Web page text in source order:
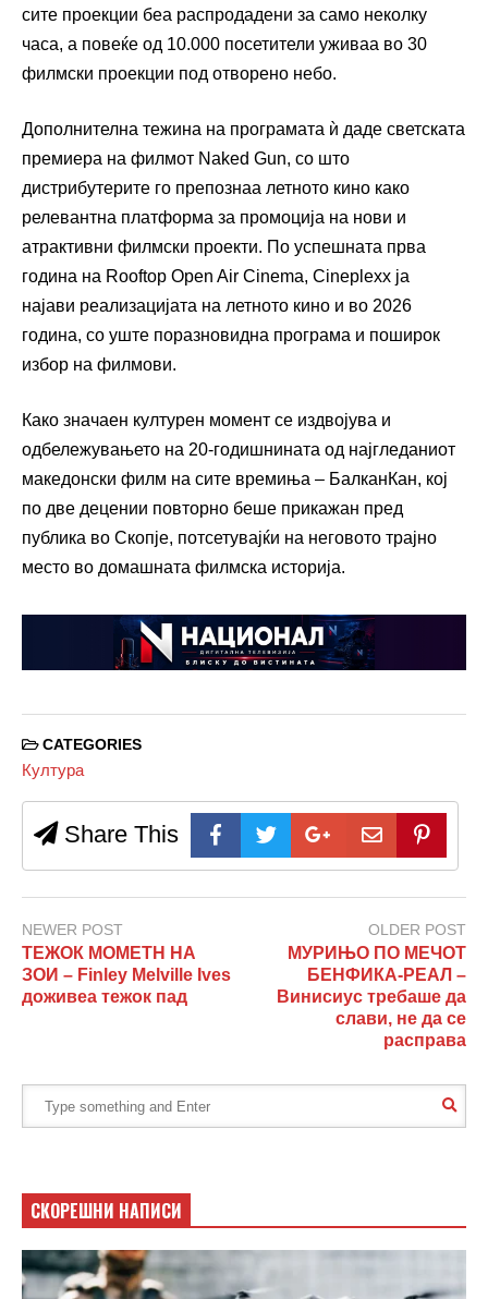
сите проекции беа распродадени за само неколку
часа, а повеќе од 10.000 посетители уживаа во 30
филмски проекции под отворено небо.
Дополнителна тежина на програмата ѝ даде светската
премиера на филмот Naked Gun, со што
дистрибутерите го препознаа летното кино како
релевантна платформа за промоција на нови и
атрактивни филмски проекти. По успешната прва
година на Rooftop Open Air Cinema, Cineplexx ја
најави реализацијата на летното кино и во 2026
година, со уште поразновидна програма и поширок
избор на филмови.
Како значаен културен момент се издвојува и
одбележувањето на 20-годишнината од најгледаниот
македонски филм на сите времиња – БалканКан, кој
по две децении повторно беше прикажан пред
публика во Скопје, потсетувајќи на неговото трајно
место во домашната филмска историја.
CATEGORIES
Култура
Share This
NEWER POST
ТЕЖОК МОМЕТН НА
ЗОИ – Finley Melville Ives
доживеа тежок пад
OLDER POST
МУРИЊО ПО МЕЧОТ
БЕНФИКА-РЕАЛ –
Винисиус требаше да
слави, не да се
расправа
СКОРЕШНИ НАПИСИ